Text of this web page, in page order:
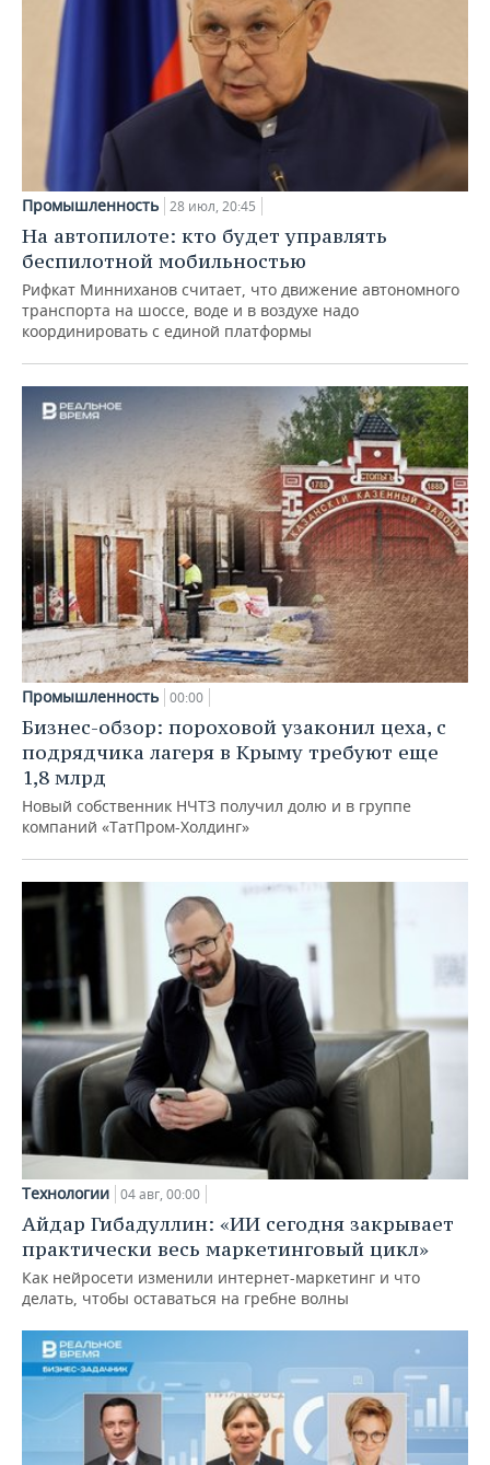
Промышленность 28 июл, 20:45
На автопилоте: кто будет управлять
беспилотной мобильностью
Рифкат Минниханов считает, что движение автономного
транспорта на шоссе, воде и в воздухе надо
координировать с единой платформы
Промышленность 00:00
Бизнес-обзор: пороховой узаконил цеха, с
подрядчика лагеря в Крыму требуют еще
1,8 млрд
Новый собственник НЧТЗ получил долю и в группе
компаний «ТатПром-Холдинг»
Технологии 04 авг, 00:00
Айдар Гибадуллин: «ИИ сегодня закрывает
практически весь маркетинговый цикл»
Как нейросети изменили интернет-маркетинг и что
делать, чтобы оставаться на гребне волны